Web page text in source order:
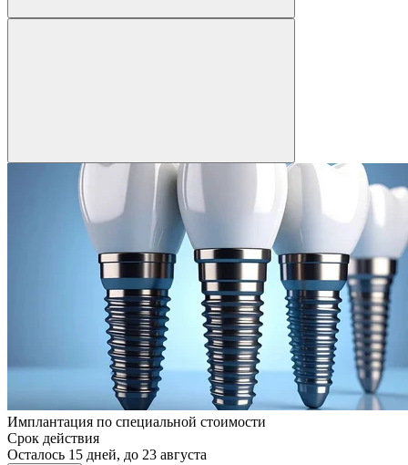
Имплантация по специальной стоимости
Срок действия
Осталось 15 дней, до 23 августа